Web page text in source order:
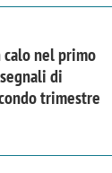
nel primo
di
trimestre